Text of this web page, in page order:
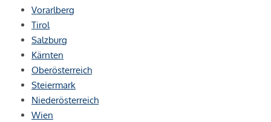
Vorarlberg
Tirol
Salzburg
Kärnten
Oberösterreich
Steiermark
Niederösterreich
Wien